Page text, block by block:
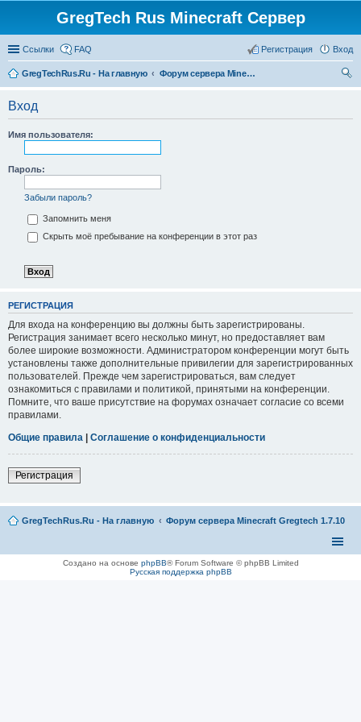
GregTech Rus Minecraft Сервер
Ссылки FAQ Вход
Регистрация
GregTechRus.Ru - На главную
Форум сервера Minecraft Gregtech 1.7.10
Вход
Имя пользователя:
Пароль:
Забыли пароль?
Запомнить меня
Скрыть моё пребывание на конференции в этот раз
РЕГИСТРАЦИЯ
Для входа на конференцию вы должны быть зарегистрированы.
Регистрация занимает всего несколько минут, но предоставляет вам
более широкие возможности. Администратором конференции могут быть
установлены также дополнительные привилегии для зарегистрированных
пользователей. Прежде чем зарегистрироваться, вам следует
ознакомиться с правилами и политикой, принятыми на конференции.
Помните, что ваше присутствие на форумах означает согласие со всеми
правилами.
Общие правила | Соглашение о конфиденциальности
Регистрация
GregTechRus.Ru - На главную Форум сервера Minecraft Gregtech 1.7.10
Создано на основе phpBB® Forum Software © phpBB Limited
Русская поддержка phpBB